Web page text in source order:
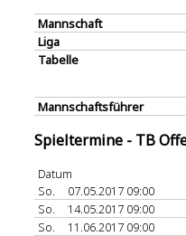
Mannschaft
Liga
Tabelle
Mannschaftsführer
Spieltermine - TB
Datum
So.
07.05.2017 09:00
So.
14.05.2017 09:00
So.
11.06.2017 09:00